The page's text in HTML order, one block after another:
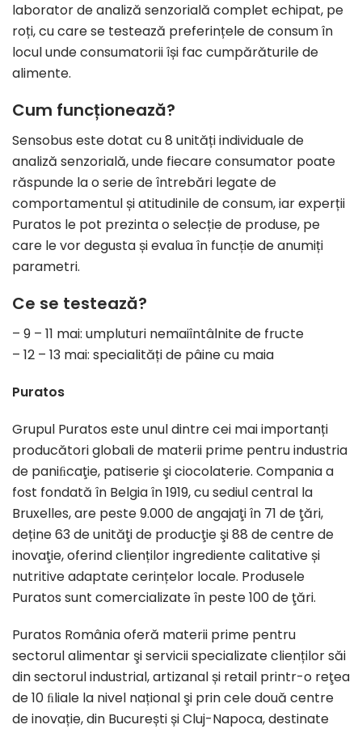
laborator de analiză senzorială complet echipat, pe
roți, cu care se testează preferințele de consum în
locul unde consumatorii își fac cumpărăturile de
alimente.
Cum funcționează?
Sensobus este dotat cu 8 unități individuale de
analiză senzorială, unde fiecare consumator poate
răspunde la o serie de întrebări legate de
comportamentul și atitudinile de consum, iar experții
Puratos le pot prezinta o selecție de produse, pe
care le vor degusta și evalua în funcție de anumiți
parametri.
Ce se testează?
– 9 – 11 mai: umpluturi nemaiîntâlnite de fructe
– 12 – 13 mai: specialități de pâine cu maia
Puratos
Grupul Puratos este unul dintre cei mai importanți
producători globali de materii prime pentru industria
de paniﬁcaţie, patiserie şi ciocolaterie. Compania a
fost fondată în Belgia în 1919, cu sediul central la
Bruxelles, are peste 9.000 de angajaţi în 71 de ţări,
deține 63 de unităţi de producţie şi 88 de centre de
inovaţie, oferind clienților ingrediente calitative și
nutritive adaptate cerințelor locale. Produsele
Puratos sunt comercializate în peste 100 de ţări.
Puratos România oferă materii prime pentru
sectorul alimentar şi servicii specializate clienților săi
din sectorul industrial, artizanal și retail printr-o reţea
de 10 ﬁliale la nivel național şi prin cele două centre
de inovație, din București și Cluj-Napoca, destinate